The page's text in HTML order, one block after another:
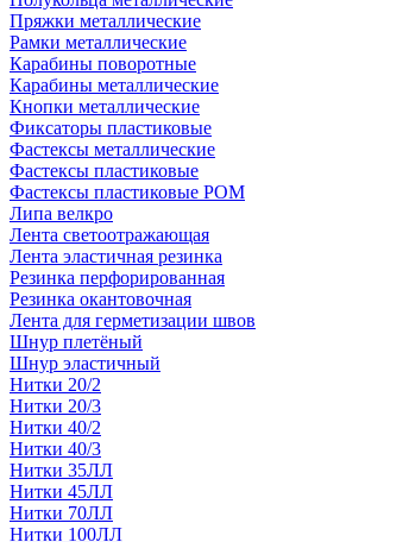
Пряжки металлические
Рамки металлические
Карабины поворотные
Карабины металлические
Кнопки металлические
Фиксаторы пластиковые
Фастексы металлические
Фастексы пластиковые
Фастексы пластиковые POM
Липа велкро
Лента светоотражающая
Лента эластичная резинка
Резинка перфорированная
Резинка окантовочная
Лента для герметизации швов
Шнур плетёный
Шнур эластичный
Нитки 20/2
Нитки 20/3
Нитки 40/2
Нитки 40/3
Нитки 35ЛЛ
Нитки 45ЛЛ
Нитки 70ЛЛ
Нитки 100ЛЛ